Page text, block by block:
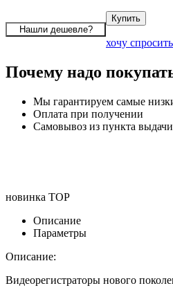
хочу спросить
Почему надо
Мы гарантируем самые
Оплата при получении
Самовывоз из пункта выдачи
новинка TOP
Описание
Параметры
Описание:
Видеорегистраторы нового